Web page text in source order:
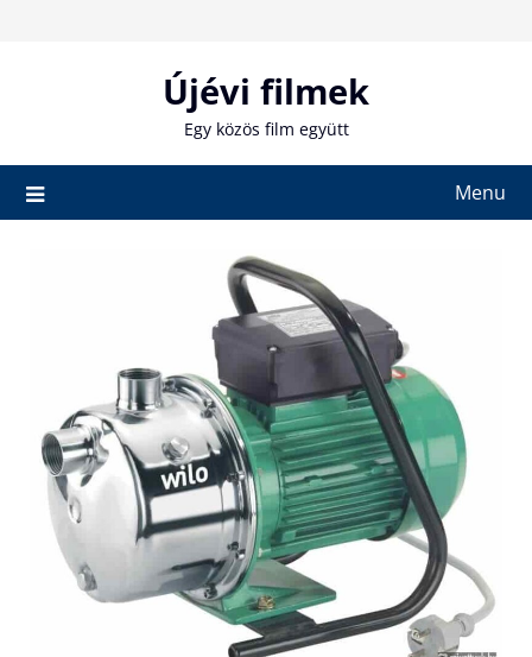
Újévi filmek
Egy közös film együtt
Menu